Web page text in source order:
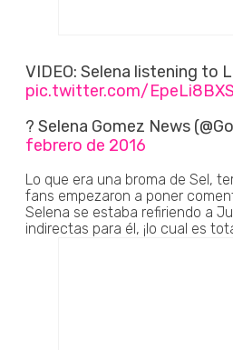
VIDEO: Selena listening to
pic.twitter.com/
? Selena Gomez News
febrero de 2016
Lo que era una broma de Sel,
fans empezaron a poner
Selena se estaba refiriendo a
indirectas para él, ¡lo cual es